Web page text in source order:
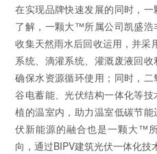
在实现品牌快速发展的同时，
了解，一颗大™所属公司凯盛浩
收集天然雨水后回收运用，并采
系统、滴灌系统、灌溉废液回
确保水资源循环使用；同时，二
谷电蓄能、光伏结构一体化等
植的温室内，助力温室低碳节
伏新能源的融合也是一颗大™
向，通过BIPV建筑光伏一体化技